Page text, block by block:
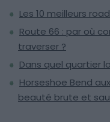
Les 10 meilleurs
Route 66 : par où
traverser ?
Dans quel quartier
Horseshoe Bend
beauté brute et